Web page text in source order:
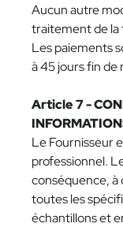
Aucun autre
traitement de la
Les paiements
à 45 jours fin de
Article 7 -
Le Fournisseur
professionnel.
conséquence,
toutes les
échantillons et